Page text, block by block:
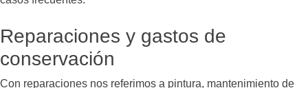
Reparaciones y gastos de
conservación
Con reparaciones nos referimos a pintura, mantenimiento de